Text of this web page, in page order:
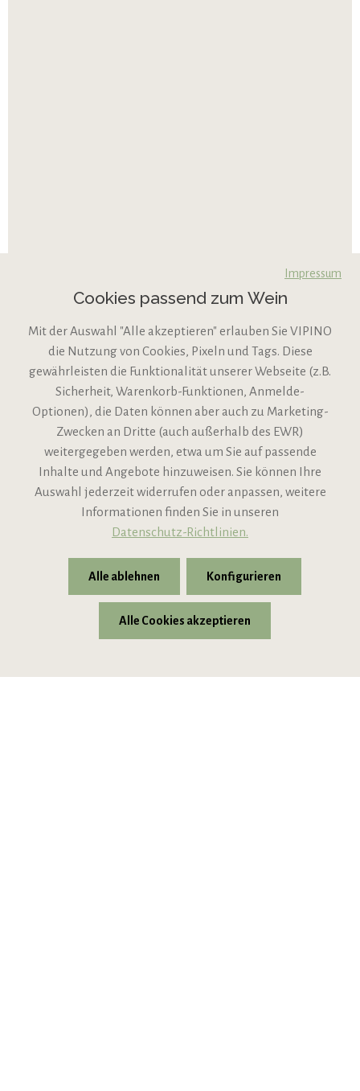
VIPINO Service
Informationen
Support
* Alle Preise inkl. gesetzl. Mehrwertsteuer zzgl.Versandkosten
Impressum
Cookies passend zum Wein
Mit der Auswahl "Alle akzeptieren" erlauben Sie VIPINO
die Nutzung von Cookies, Pixeln und Tags. Diese
gewährleisten die Funktionalität unserer Webseite (z.B.
Sicherheit, Warenkorb-Funktionen, Anmelde-
Optionen), die Daten können aber auch zu Marketing-
Zwecken an Dritte (auch außerhalb des EWR)
weitergegeben werden, etwa um Sie auf passende
Inhalte und Angebote hinzuweisen. Sie können Ihre
Auswahl jederzeit widerrufen oder anpassen, weitere
Informationen finden Sie in unseren
Datenschutz-Richtlinien.
Alle ablehnen Konfigurieren
Alle Cookies akzeptieren